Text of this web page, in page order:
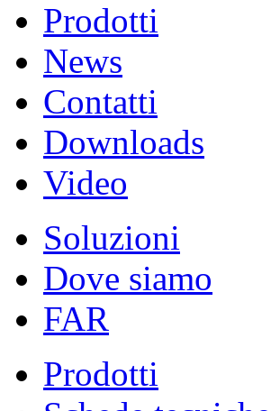
Prodotti
News
Contatti
Downloads
Video
Soluzioni
Dove siamo
FAR
Prodotti